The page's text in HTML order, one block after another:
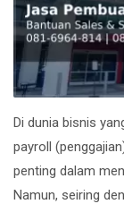
Di dunia bisnis
payroll
penting dalam
Namun, seiring